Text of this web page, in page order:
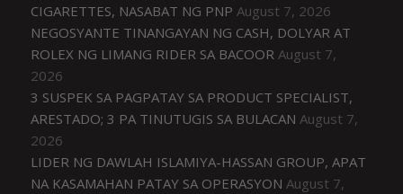
CIGARETTES, NASABAT NG PNP August 7, 2026
NEGOSYANTE TINANGAYAN NG CASH, DOLYAR AT
ROLEX NG LIMANG RIDER SA BACOOR August 7,
2026
3 SUSPEK SA PAGPATAY SA PRODUCT SPECIALIST,
ARESTADO; 3 PA TINUTUGIS SA BULACAN August 7,
2026
LIDER NG DAWLAH ISLAMIYA-HASSAN GROUP, APAT
NA KASAMAHAN PATAY SA OPERASYON August 7,